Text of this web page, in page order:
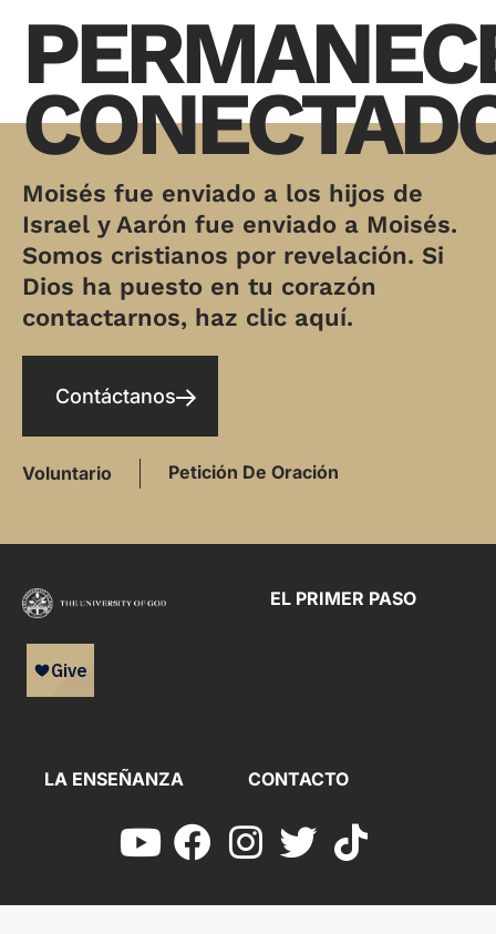
Moisés fue enviado a los hijos de
Israel y Aarón fue enviado a Moisés.
Somos cristianos por revelación. Si
Dios ha puesto en tu corazón
contactarnos, haz clic aquí.
Contáctanos
Voluntario Petición De Oración
EL PRIMER PASO
LA ENSEÑANZA CONTACTO